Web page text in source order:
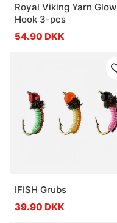
Royal Viking Yarn Glow
Hook 3-pcs
54.90 DKK
IFISH Grubs
39.90 DKK